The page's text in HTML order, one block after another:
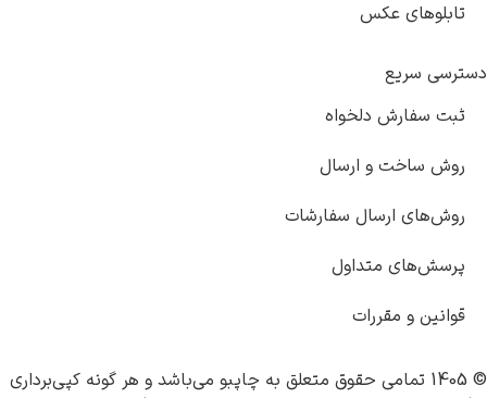
عکس
سریع
سفارش دلخواه
ساخت و ارسال
ارسال سفارشات
متداول
و مقررات
چاپبومی‌باشد و هر گونه کپی‌برداری